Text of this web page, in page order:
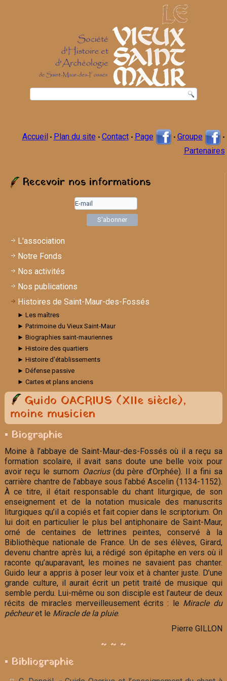
Accueil • Plan du site • Contact • Page • Groupe •
Partenaires
Recevoir nos informations
L'association
Notre Fonds
Nos activités
Nos publications
Histoires de Saint-Maur-des-Fossés
► Les maîtres
► Patrimoine du Vieux Saint-Maur
► Biographies saint-mauriennes
► Histoire des quartiers
► Histoire d'établissements
► Défense passive
► Cartes et plans anciens
Guido OACRIUS (XIIe siècle),
moine musicien
▪ Biographie
Moine à l’abbaye de Saint-Maur-des-Fossés où il a reçu sa
formation scolaire, il avait sans doute une belle voix pour
avoir reçu le surnom Oacrius(du père d’Orphée). Il a fini sa
carrière chantre de l’abbaye sous l’abbé Ascelin (1134-1152).
À ce titre, il était responsable du chant liturgique, de son
enseignement et de la notation musicale des manuscrits
liturgiques qu’il a copiés et fait copier dans le scriptorium. On
lui doit en particulier le plus bel antiphonaire de Saint-Maur,
orné de centaines de lettrines peintes, conservé à la
Bibliothèque nationale de France. Un de ses élèves, Girard,
devenu chantre après lui, a rédigé son épitaphe en vers où il
raconte qu’auparavant, les moines ne savaient pas chanter.
Guido leur a appris à poser leur voix et à chanter juste. D’une
grande culture, il aurait écrit un petit traité de musique qui
semble perdu. Lui-même ou son disciple est l’auteur de deux
récits de miracles merveilleusement écrits : le Miracle du
pêcheuret le Miracle de la pluie.
Pierre GILLON
~ ~ ~
▪ Bibliographie